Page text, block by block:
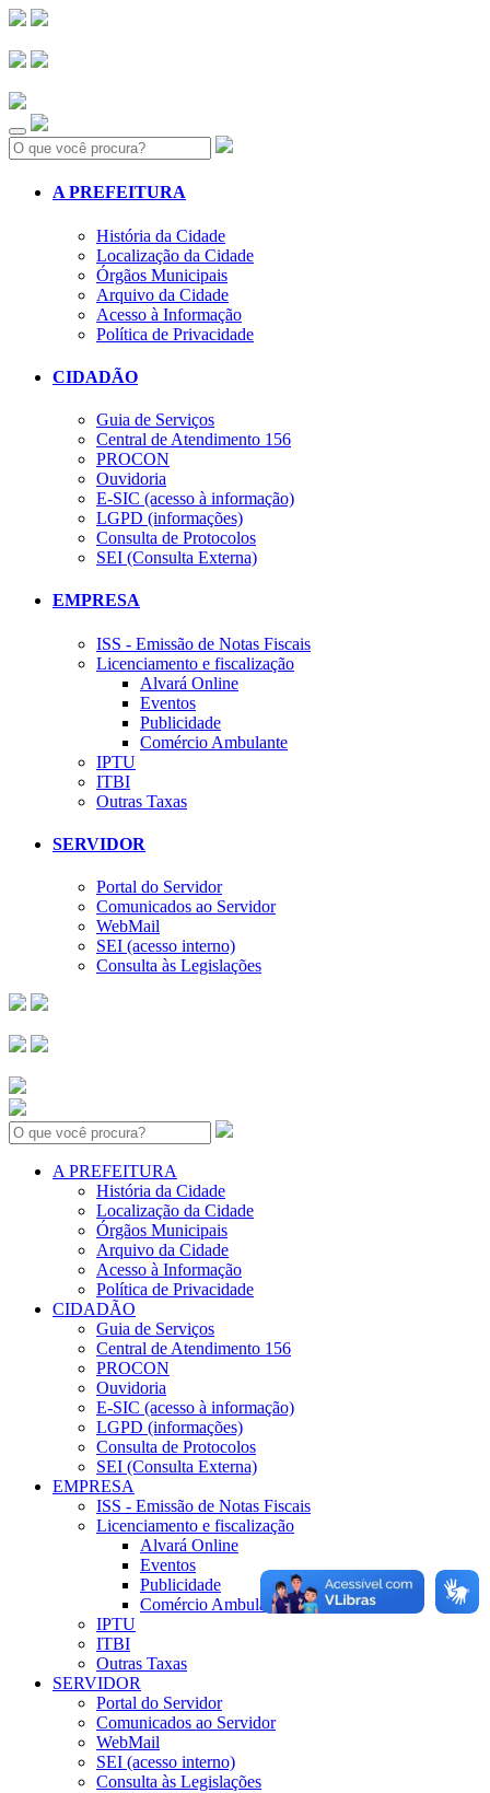
Search:
A PREFEITURA
História da Cidade
Localização da Cidade
Órgãos Municipais
Arquivo da Cidade
Acesso à Informação
Política de Privacidade
CIDADÃO
Guia de Serviços
Central de Atendimento 156
PROCON
Ouvidoria
E-SIC (acesso à informação)
LGPD (informações)
Consulta de Protocolos
SEI (Consulta Externa)
EMPRESA
ISS - Emissão de Notas Fiscais
Licenciamento e fiscalização
Alvará Online
Eventos
Publicidade
Comércio Ambulante
IPTU
ITBI
Outras Taxas
SERVIDOR
Portal do Servidor
Comunicados ao Servidor
WebMail
SEI (acesso interno)
Consulta às Legislações
Search:
A PREFEITURA
História da Cidade
Localização da Cidade
Órgãos Municipais
Arquivo da Cidade
Acesso à Informação
Política de Privacidade
CIDADÃO
Guia de Serviços
Central de Atendimento 156
PROCON
Ouvidoria
E-SIC (acesso à informação)
LGPD (informações)
Consulta de Protocolos
SEI (Consulta Externa)
EMPRESA
ISS - Emissão de Notas Fiscais
Licenciamento e fiscalização
Alvará Online
Eventos
Publicidade
Comércio Ambulante
IPTU
ITBI
Outras Taxas
SERVIDOR
Portal do Servidor
Comunicados ao Servidor
WebMail
SEI (acesso interno)
Consulta às Legislações